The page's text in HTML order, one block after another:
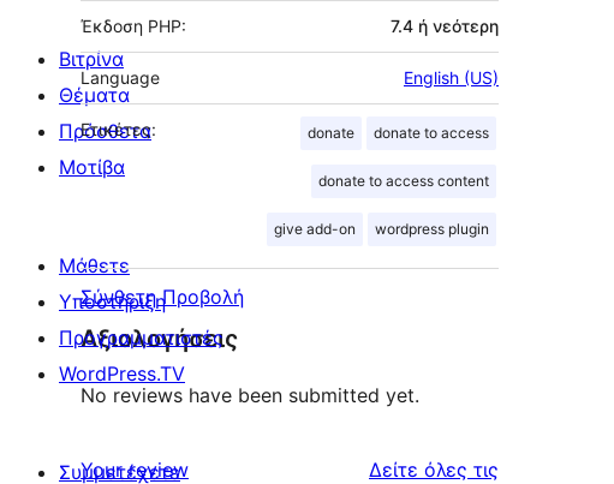
Έκδοση PHP: 7.4 ή νεότερη
Language English (US)
Ετικέτες: donate donate to access
donate to access content
give add-on wordpress plugin
Σύνθετη Προβολή
Αξιολογήσεις
No reviews have been submitted yet.
Your review Δείτε όλες τις
Βιτρίνα
Θέματα
Πρόσθετα
Μοτίβα
Μάθετε
Υποστήριξη
Προγραμματιστές
WordPress.TV
Συμμετέχετε